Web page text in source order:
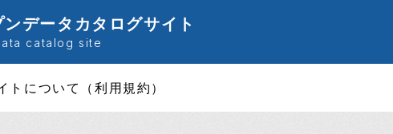
データカタログサイト
catalog site
トについて（利用規約）